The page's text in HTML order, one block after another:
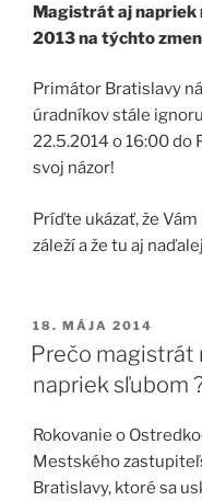
Magistrát aj napriek
2013 na týchto
Primátor Bratislavy
úradníkov stále
22.5.2014 o 16:00 do
svoj názor!
Príďte ukázať, že
záleží a že tu aj
PUBLIKOVANÉ
18. MÁJA 2014
Prečo magistrát
napriek sľubom
Rokovanie o
Mestského
Bratislavy, ktoré sa